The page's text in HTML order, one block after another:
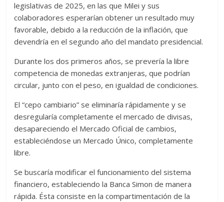
legislativas de 2025, en las que Milei y sus
colaboradores esperarían obtener un resultado muy
favorable, debido a la reducción de la inflación, que
devendría en el segundo año del mandato presidencial.
Durante los dos primeros años, se prevería la libre
competencia de monedas extranjeras, que podrían
circular, junto con el peso, en igualdad de condiciones.
El “cepo cambiario” se eliminaría rápidamente y se
desregularía completamente el mercado de divisas,
desapareciendo el Mercado Oficial de cambios,
estableciéndose un Mercado Único, completamente
libre.
Se buscaría modificar el funcionamiento del sistema
financiero, estableciendo la Banca Simon de manera
rápida. Ésta consiste en la compartimentación de la